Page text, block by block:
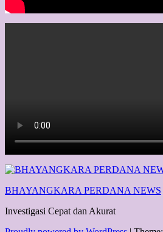
BHAYANGKARA PERDANA NEWS
Investigasi Cepat dan Akurat